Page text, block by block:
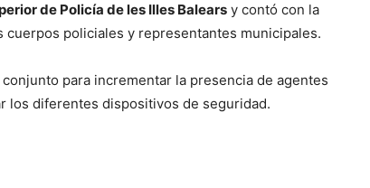
de Policía de les Illes Balears y contó con la
policiales y representantes municipales.
para incrementar la presencia de agentes
los diferentes dispositivos de seguridad.